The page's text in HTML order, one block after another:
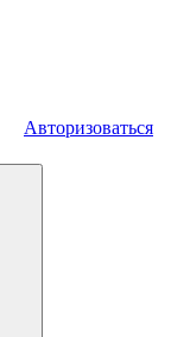
Авторизоваться